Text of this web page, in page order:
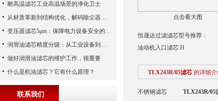
点击看大图
恒晟达过滤滤芯型号推荐：
油动机入口滤芯:H
TLX243R/05滤芯 的详细
不锈钢滤芯
TLX243R/05
耐高温滤芯工业高温场景的净化卫士
从材质革新到结构优化，解码除尘器滤芯性能跃升的核心逻辑
变压器滤芯5μm：保障电力设备安全的关键
润滑油滤芯精度分级：从工业设备到精密系统的过滤密码
做好润滑油滤芯的维护工作，很重要
什么是机油滤芯？它有什么原理？
联系我们